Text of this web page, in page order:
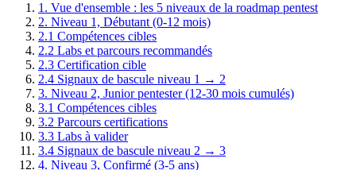
1. Vue d'ensemble : les 5 niveaux de la roadmap pentest
2. Niveau 1, Débutant (0-12 mois)
2.1 Compétences cibles
2.2 Labs et parcours recommandés
2.3 Certification cible
2.4 Signaux de bascule niveau 1 → 2
3. Niveau 2, Junior pentester (12-30 mois cumulés)
3.1 Compétences cibles
3.2 Parcours certifications
3.3 Labs à valider
3.4 Signaux de bascule niveau 2 → 3
4. Niveau 3, Confirmé (3-5 ans)